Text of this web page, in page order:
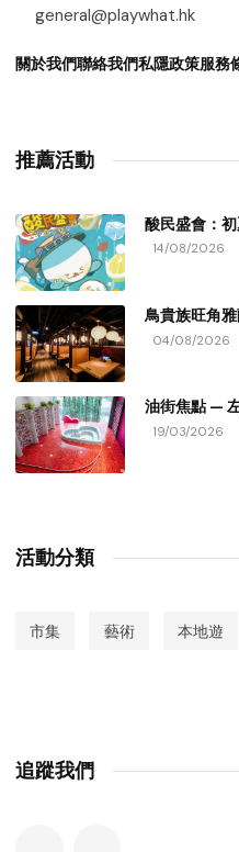
general@playwhat.hk
關於我們聯絡我們私隱政策服務
推薦活動
酸民盛會：
14/08/2026
鳥貴族旺角
04/08/2026
油街焦點 —
19/03/2026
活動分類
市集 藝術 本地遊
追蹤我們